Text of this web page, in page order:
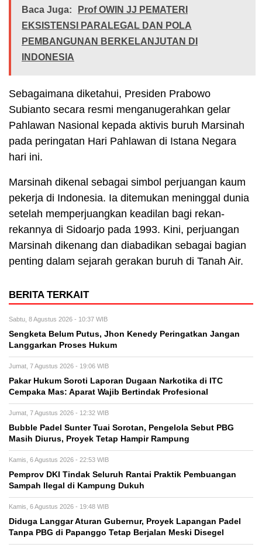
Baca Juga:
Prof OWIN JJ PEMATERI
EKSISTENSI PARALEGAL DAN POLA
PEMBANGUNAN BERKELANJUTAN DI
INDONESIA
Sebagaimana diketahui, Presiden Prabowo
Subianto secara resmi menganugerahkan gelar
Pahlawan Nasional kepada aktivis buruh Marsinah
pada peringatan Hari Pahlawan di Istana Negara
hari ini.
Marsinah dikenal sebagai simbol perjuangan kaum
pekerja di Indonesia. Ia ditemukan meninggal dunia
setelah memperjuangkan keadilan bagi rekan-
rekannya di Sidoarjo pada 1993. Kini, perjuangan
Marsinah dikenang dan diabadikan sebagai bagian
penting dalam sejarah gerakan buruh di Tanah Air.
BERITA TERKAIT
Sabtu, 8 Agustus 2026 - 10:37 WIB
Sengketa Belum Putus, Jhon Kenedy Peringatkan Jangan
Langgarkan Proses Hukum
Jumat, 7 Agustus 2026 - 19:06 WIB
Pakar Hukum Soroti Laporan Dugaan Narkotika di ITC
Cempaka Mas: Aparat Wajib Bertindak Profesional
Jumat, 7 Agustus 2026 - 12:32 WIB
Bubble Padel Sunter Tuai Sorotan, Pengelola Sebut PBG
Masih Diurus, Proyek Tetap Hampir Rampung
Kamis, 6 Agustus 2026 - 22:53 WIB
Pemprov DKI Tindak Seluruh Rantai Praktik Pembuangan
Sampah Ilegal di Kampung Dukuh
Kamis, 6 Agustus 2026 - 19:48 WIB
Diduga Langgar Aturan Gubernur, Proyek Lapangan Padel
Tanpa PBG di Papanggo Tetap Berjalan Meski Disegel